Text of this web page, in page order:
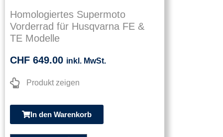
Homologiertes Supermoto
Vorderrad für Husqvarna FE &
TE Modelle
CHF 649.00 inkl. MwSt.
Produkt zeigen
In den Warenkorb